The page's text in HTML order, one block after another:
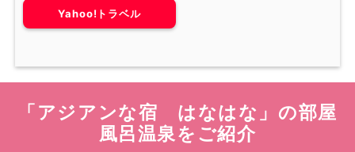
Yahoo!トラベル
「アジアンな宿 はなはな」の部屋
風呂温泉をご紹介